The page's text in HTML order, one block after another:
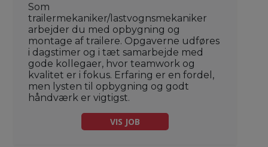
Som
trailermekaniker/lastvognsmekaniker
arbejder du med opbygning og
montage af trailere. Opgaverne udføres
i dagstimer og i tæt samarbejde med
gode kollegaer, hvor teamwork og
kvalitet er i fokus. Erfaring er en fordel,
men lysten til opbygning og godt
håndværk er vigtigst.
VIS JOB